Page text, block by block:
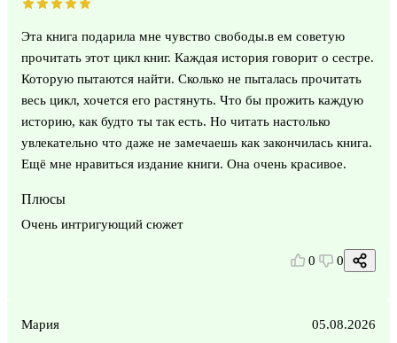
Эта книга подарила мне чувство свободы.в ем советую
прочитать этот цикл книг. Каждая история говорит о сестре.
Которую пытаются найти. Сколько не пыталась прочитать
весь цикл, хочется его растянуть. Что бы прожить каждую
историю, как будто ты так есть. Но читать настолько
увлекательно что даже не замечаешь как закончилась книга.
Ещё мне нравиться издание книги. Она очень красивое.
Плюсы
Очень интригующий сюжет
0 0
Мария 05.08.2026